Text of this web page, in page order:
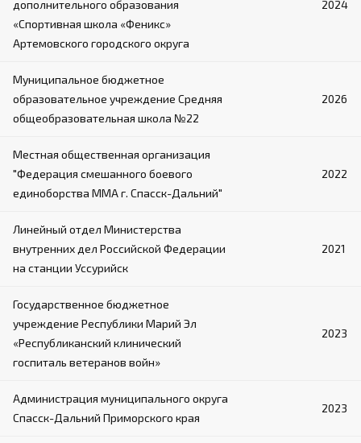
дополнительного образования
«Спортивная школа «Феникс»
Артемовского городского округа
2024
Муниципальное бюджетное
образовательное учреждение Средняя
общеобразовательная школа №22
2026
Местная общественная организация
"Федерация смешанного боевого
единоборства ММА г. Спасск-Дальний"
2022
Линейный отдел Министерства
внутренних дел Российской Федерации
на станции Уссурийск
2021
Государственное бюджетное
учреждение Республики Марий Эл
«Республиканский клинический
госпиталь ветеранов войн»
2023
Администрация муниципального округа
Спасск-Дальний Приморского края
2023